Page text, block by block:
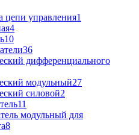
цепи управления1
4
10
36
дифференциального
модульный27
силовой2
11
модульный для
8